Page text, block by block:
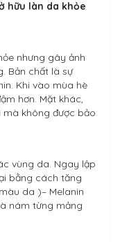
hữu làn da khỏe
nhưng gây ảnh
Bản chất là sự
Khi vào mùa hè
hơn. Mặt khác,
không được bảo
vùng da. Ngay lập
bằng cách tăng
da )– Melanin
nám từng mảng